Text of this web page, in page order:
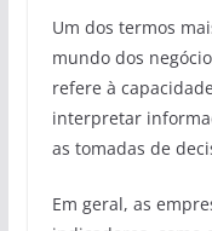
Um dos termos
mundo dos
refere à
interpretar
as tomadas de
Em geral, as